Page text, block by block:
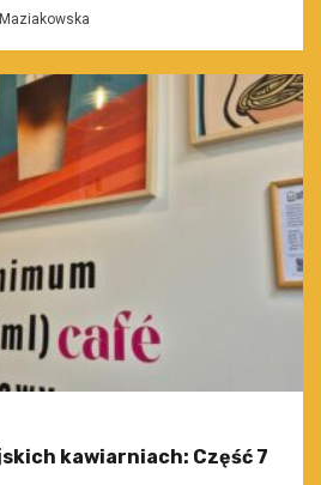
kawiarniach: Część 7